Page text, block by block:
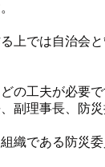
では自治会
の工夫が必要で
副理事長、防
織である防災